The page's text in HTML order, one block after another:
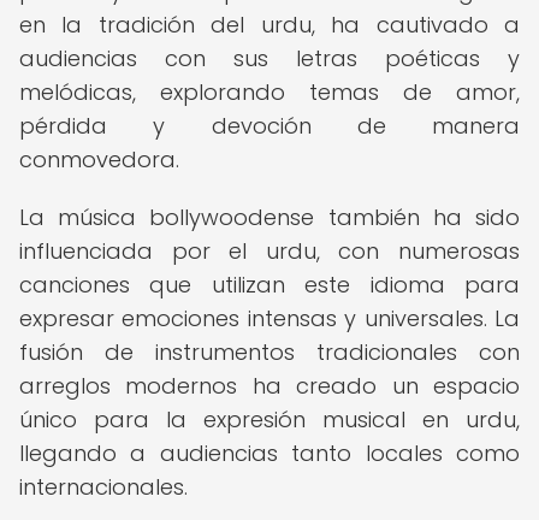
en la tradición del urdu, ha cautivado a
audiencias con sus letras poéticas y
melódicas, explorando temas de amor,
pérdida y devoción de manera
conmovedora.
La música bollywoodense también ha sido
influenciada por el urdu, con numerosas
canciones que utilizan este idioma para
expresar emociones intensas y universales. La
fusión de instrumentos tradicionales con
arreglos modernos ha creado un espacio
único para la expresión musical en urdu,
llegando a audiencias tanto locales como
internacionales.